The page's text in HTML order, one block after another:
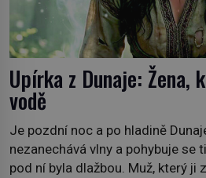
Upírka z Dunaje: Žena,
vodě
Je pozdní noc a po hladině
nezanechává vlny a pohybuje se
pod ní byla dlažbou. Muž, který ji